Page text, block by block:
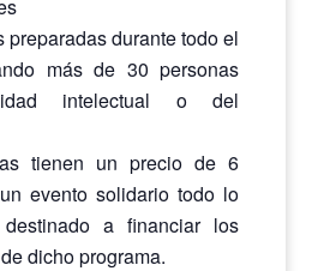
preparadas durante todo el
más de 30 personas
intelectual o del
tienen un precio de 6
evento solidario todo lo
a financiar los
dicho programa.